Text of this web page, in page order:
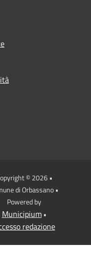
© 2026 •
di Orbassano •
Powered by
Municipium•
redazione